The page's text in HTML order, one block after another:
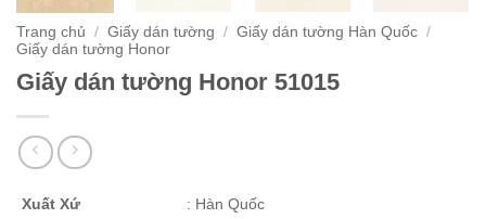
Trang chủ / Giấy dán tường / Giấy dán tường Hàn Quốc /
Giấy dán tường Honor
Giấy dán tường Honor 51015
Xuất Xứ : Hàn Quốc